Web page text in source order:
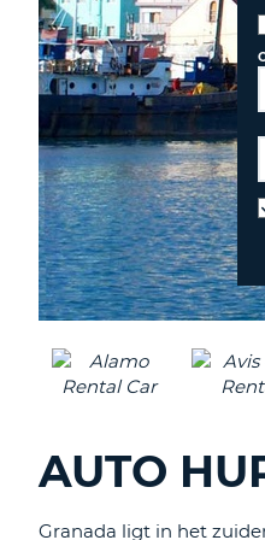
AUTO
Granada ligt in het